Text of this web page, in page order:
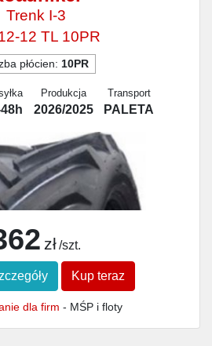
Trenk I-3
12 TL 10PR
płócien: 10PR
Produkcja
2026/2025
Transport
PALETA
zł /szt.
Kup teraz
dla firm - MŚP i floty